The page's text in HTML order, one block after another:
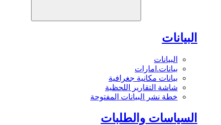
البيانات
البيانات
بيانات.امارات
بيانات مكانية جغرافية
شاشة التقارير اللحظية
خطة نشر البيانات المفتوحة
السياسات والطلبات